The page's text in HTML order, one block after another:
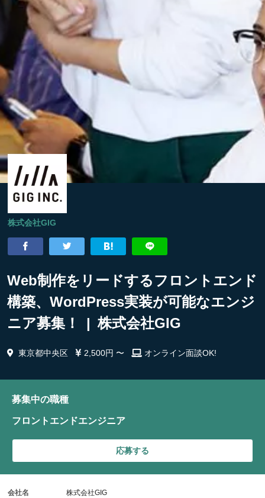
株式会社GIG
Web制作をリードするフロントエンド
構築、WordPress実装が可能なエンジ
ニア募集！ | 株式会社GIG
東京都中央区 2,500円 〜 オンライン面談OK!
募集中の職種
フロントエンドエンジニア
応募する
会社名 株式会社GIG